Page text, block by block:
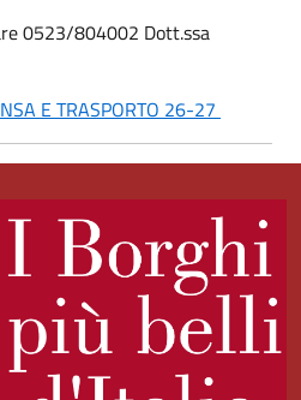
0523/804002 Dott.ssa
E TRASPORTO 26-27